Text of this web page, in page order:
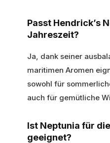
Passt Hendrick’s
Jahreszeit?
Ja, dank seiner
maritimen Aromen
sowohl für
auch für gemütliche
Ist Neptunia für
geeignet?